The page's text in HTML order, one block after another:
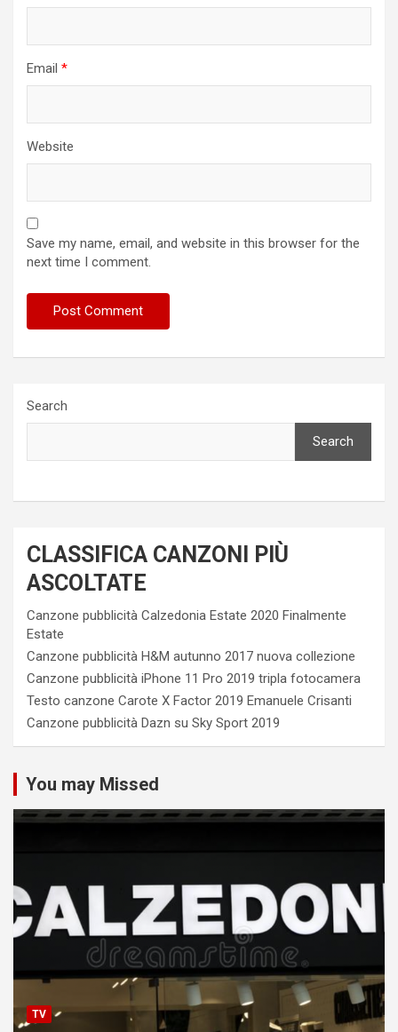
Email *
Website
Save my name, email, and website in this browser for the
next time I comment.
Search
Search
CLASSIFICA CANZONI PIÙ
ASCOLTATE
Canzone pubblicità Calzedonia Estate 2020 Finalmente
Estate
Canzone pubblicità H&M autunno 2017 nuova collezione
Canzone pubblicità iPhone 11 Pro 2019 tripla fotocamera
Testo canzone Carote X Factor 2019 Emanuele Crisanti
Canzone pubblicità Dazn su Sky Sport 2019
You may Missed
TV